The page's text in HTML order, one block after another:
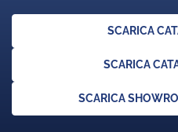
SCARICA
SCARICA
SCARICA